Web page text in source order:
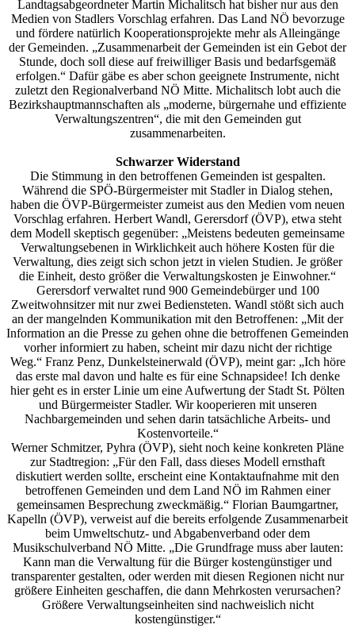
Landtagsabgeordneter Martin Michalitsch hat bisher nur aus den
Medien von Stadlers Vorschlag erfahren. Das Land NÖ bevorzuge
und fördere natürlich Kooperationsprojekte mehr als Alleingänge
der Gemeinden. „Zusammenarbeit der Gemeinden ist ein Gebot der
Stunde, doch soll diese auf freiwilliger Basis und bedarfsgemäß
erfolgen.“ Dafür gäbe es aber schon geeignete Instrumente, nicht
zuletzt den Regionalverband NÖ Mitte. Michalitsch lobt auch die
Bezirkshauptmannschaften als „moderne, bürgernahe und effiziente
Verwaltungszentren“, die mit den Gemeinden gut
zusammenarbeiten.
Schwarzer Widerstand
Die Stimmung in den betroffenen Gemeinden ist gespalten.
Während die SPÖ-Bürgermeister mit Stadler in Dialog stehen,
haben die ÖVP-Bürgermeister zumeist aus den Medien vom neuen
Vorschlag erfahren. Herbert Wandl, Gerersdorf (ÖVP), etwa steht
dem Modell skeptisch gegenüber: „Meistens bedeuten gemeinsame
Verwaltungsebenen in Wirklichkeit auch höhere Kosten für die
Verwaltung, dies zeigt sich schon jetzt in vielen Studien. Je größer
die Einheit, desto größer die Verwaltungskosten je Einwohner.“
Gerersdorf verwaltet rund 900 Gemeindebürger und 100
Zweitwohnsitzer mit nur zwei Bediensteten. Wandl stößt sich auch
an der mangelnden Kommunikation mit den Betroffenen: „Mit der
Information an die Presse zu gehen ohne die betroffenen Gemeinden
vorher informiert zu haben, scheint mir dazu nicht der richtige
Weg.“ Franz Penz, Dunkelsteinerwald (ÖVP), meint gar: „Ich höre
das erste mal davon und halte es für eine Schnapsidee! Ich denke
hier geht es in erster Linie um eine Aufwertung der Stadt St. Pölten
und Bürgermeister Stadler. Wir kooperieren mit unseren
Nachbargemeinden und sehen darin tatsächliche Arbeits- und
Kostenvorteile.“
Werner Schmitzer, Pyhra (ÖVP), sieht noch keine konkreten Pläne
zur Stadtregion: „Für den Fall, dass dieses Modell ernsthaft
diskutiert werden sollte, erscheint eine Kontaktaufnahme mit den
betroffenen Gemeinden und dem Land NÖ im Rahmen einer
gemeinsamen Besprechung zweckmäßig.“ Florian Baumgartner,
Kapelln (ÖVP), verweist auf die bereits erfolgende Zusammenarbeit
beim Umweltschutz- und Abgabenverband oder dem
Musikschulverband NÖ Mitte. „Die Grundfrage muss aber lauten:
Kann man die Verwaltung für die Bürger kostengünstiger und
transparenter gestalten, oder werden mit diesen Regionen nicht nur
größere Einheiten geschaffen, die dann Mehrkosten verursachen?
Größere Verwaltungseinheiten sind nachweislich nicht
kostengünstiger.“